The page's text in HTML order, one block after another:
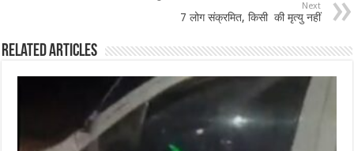
Next
7 लोग संक्रमित, किसी की मृत्यु नहीं
Related Articles